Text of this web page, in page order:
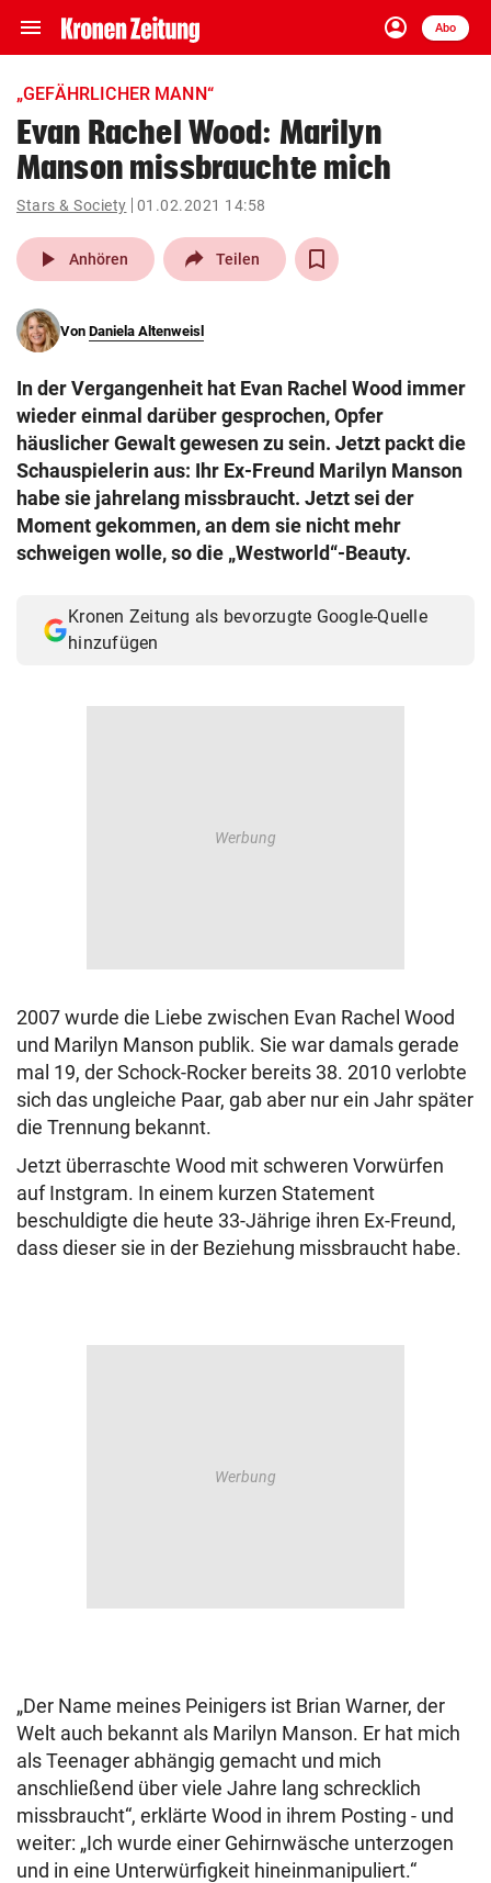
menu Navigation
ein-/ausklappen
account_circle
Anmelden
Abo
close Schließen
account_circle Anmelden
arrow_right
pin_drop
Wien arrow_right
search
eingeben
© Krone Multimedia GmbH & Co KG 2026
Muthgasse 2, 1190 Wien
„GEFÄHRLICHER MANN“
Evan Rachel Wood: Marilyn
Manson missbrauchte mich
Stars & Society 01.02.2021 14:58
play_arrow Anhören Teilen
Von Daniela Altenweisl
In der Vergangenheit hat Evan Rachel Wood immer
wieder einmal darüber gesprochen, Opfer
häuslicher Gewalt gewesen zu sein. Jetzt packt die
Schauspielerin aus: Ihr Ex-Freund Marilyn Manson
habe sie jahrelang missbraucht. Jetzt sei der
Moment gekommen, an dem sie nicht mehr
schweigen wolle, so die „Westworld“-Beauty.
Kronen Zeitung als bevorzugte Google-Quelle
hinzufügen
2007 wurde die Liebe zwischen Evan Rachel Wood
und Marilyn Manson publik. Sie war damals gerade
mal 19, der Schock-Rocker bereits 38. 2010 verlobte
sich das ungleiche Paar, gab aber nur ein Jahr später
die Trennung bekannt.
Jetzt überraschte Wood mit schweren Vorwürfen
auf Instgram. In einem kurzen Statement
beschuldigte die heute 33-Jährige ihren Ex-Freund,
dass dieser sie in der Beziehung missbraucht habe.
„Der Name meines Peinigers ist Brian Warner, der
Welt auch bekannt als Marilyn Manson. Er hat mich
als Teenager abhängig gemacht und mich
anschließend über viele Jahre lang schrecklich
missbraucht“, erklärte Wood in ihrem Posting - und
weiter: „Ich wurde einer Gehirnwäsche unterzogen
und in eine Unterwürfigkeit hineinmanipuliert.“